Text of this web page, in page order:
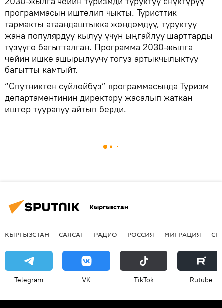
программасын иштелип чыкты. Туристтик
тармакты атаандаштыкка жөндөмдүү, туруктуу
жана популярдуу кылуу үчүн ыңгайлуу шарттарды
түзүүгө багытталган. Программа 2030-жылга
чейин ишке ашырылуучу тогуз артыкчылыктуу
багытты камтыйт.
“Спутниктен сүйлөйбүз” программасында Туризм
департаментинин директору жасалып жаткан
иштер тууралуу айтып берди.
Кыргызстан
КЫРГЫЗСТАН САЯСАТ РАДИО РОССИЯ МИГРАЦИЯ
Telegram VK ТikТоk Rutube